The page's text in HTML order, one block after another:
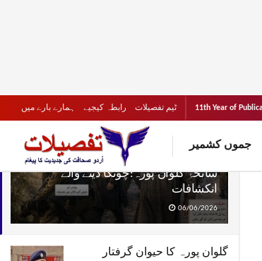
سانحۂ گلوان پورہ:چونکا دینے والے
انکشافات
06/06/2026
گلوان پورہ کا حیوان گرفتار
ہمارے بارے میں رابطہ کیجیے ٹیم تفصیلات 11th Year of
جموں کشمیر